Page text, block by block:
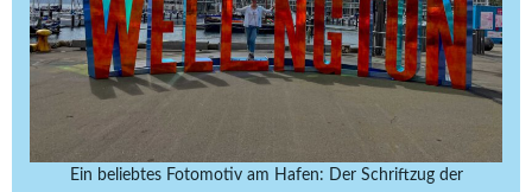
Ein beliebtes Fotomotiv am Hafen: Der Schriftzug der